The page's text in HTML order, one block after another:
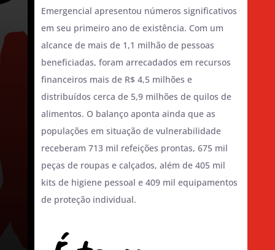
Emergencial apresentou números significativos
em seu primeiro ano de existência. Com um
alcance de mais de 1,1 milhão de pessoas
beneficiadas, foram arrecadados em recursos
financeiros mais de R$ 4,5 milhões e
distribuídos cerca de 5,9 milhões de quilos de
alimentos. O balanço aponta ainda que as
populações em situação de vulnerabilidade
receberam 713 mil refeições prontas, 675 mil
peças de roupas e calçados, além de 405 mil
kits de higiene pessoal e 409 mil equipamentos
de proteção individual.